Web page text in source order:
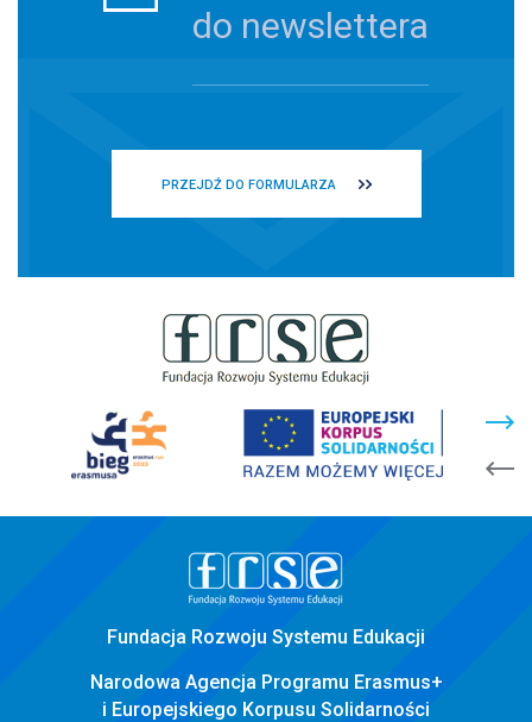
do newslettera
PRZEJDŹ DO FORMULARZA
Fundacja Rozwoju Systemu Edukacji
Narodowa Agencja Programu Erasmus+
i Europejskiego Korpusu Solidarności